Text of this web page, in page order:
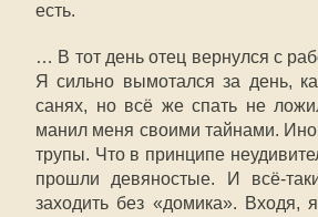
есть.
… В тот день отец вернулся с
Я сильно вымотался за день,
санях, но всё же спать не
манил меня своими тайнами.
трупы. Что в принципе
прошли девяностые. И всё-
заходить без «домика». Входя,